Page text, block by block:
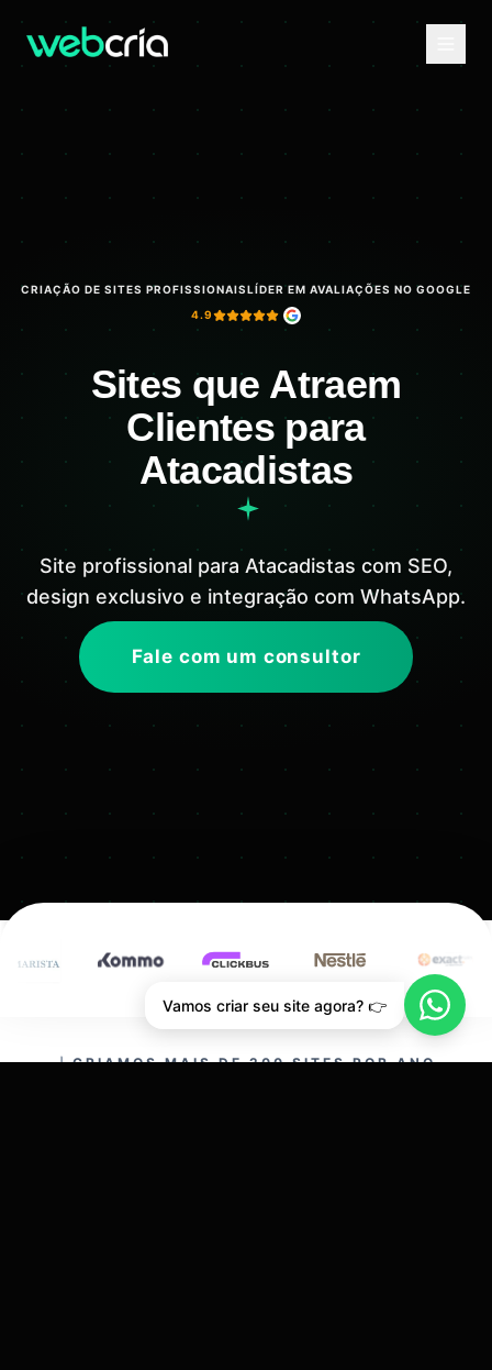
CRIAÇÃO DE SITES PROFISSIONAISLÍDER EM AVALIAÇÕES NO GOOGLE
4.9
Sites que Atraem
Clientes para
Atacadistas
Site profissional para Atacadistas com SEO,
design exclusivo e integração com WhatsApp.
Fale com um consultor
CRIAMOS MAIS DE 200 SITES POR ANO.
Vamos criar seu site agora? 👉